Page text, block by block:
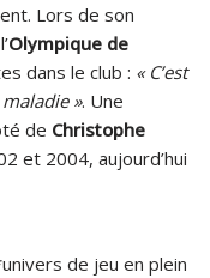
Lors de son
Olympique de
dans le club : « C’est
». Une
de Christophe
et 2004, aujourd’hui
de jeu en plein